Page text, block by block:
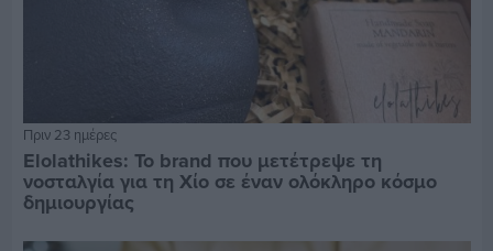
Πριν 23 ημέρες
Elolathikes: Το brand που μετέτρεψε τη
νοσταλγία για τη Χίο σε έναν ολόκληρο κόσμο
δημιουργίας